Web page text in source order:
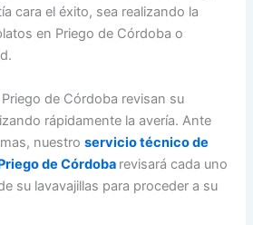
cara el éxito, sea realizando la
en Priego de Córdoba o
de Córdoba revisan su
rápidamente la avería. Ante
nuestroservicio técnico de
de Córdoba revisará cada uno
su lavavajillas para proceder a su